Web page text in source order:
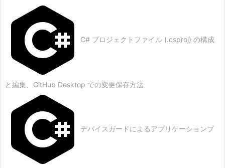
C# プロジェクトファイル (.csproj) の構成
と編集、GitHub Desktop での変更保存方法
デバイスガードによるアプリケーションブ